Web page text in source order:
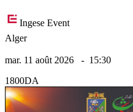
Ingese Event
Alger
mar. 11 août 2026 - 15:30
1800DA